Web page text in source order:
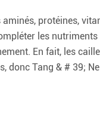
aminés, protéines,
les
En fait, les
Tang & # 39;